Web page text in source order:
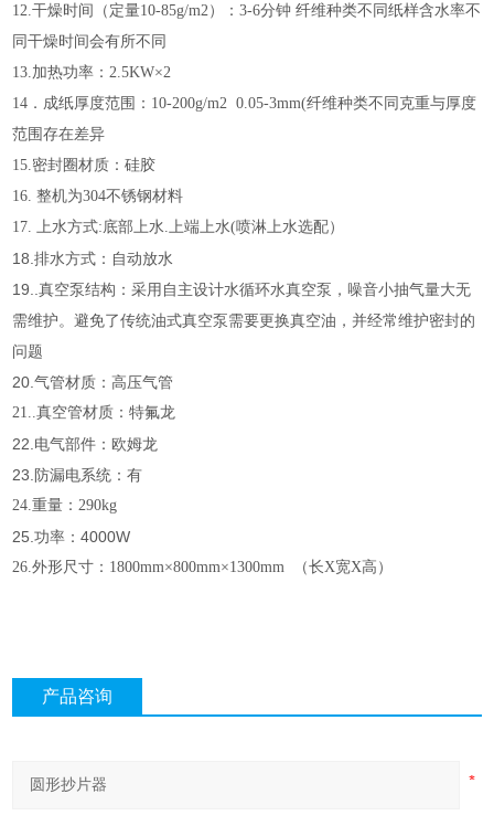
12.干燥时间（定量10-85g/m2）：3-6分钟 纤维种类不同纸样含水率不
同干燥时间会有所不同
13.加热功率：2.5KW×2
14．成纸厚度范围：10-200g/m2 0.05-3mm(纤维种类不同克重与厚度
范围存在差异
15.密封圈材质：硅胶
16. 整机为304不锈钢材料
17. 上水方式:底部上水.上端上水(喷淋上水选配）
18.排水方式：自动放水
19..真空泵结构：采用自主设计水循环水真空泵，噪音小抽气量大无
需维护。避免了传统油式真空泵需要更换真空油，并经常维护密封的
问题
20.气管材质：高压气管
21..真空管材质：特氟龙
22.电气部件：欧姆龙
23.防漏电系统：有
24.重量：290kg
25.功率：4000W
26.外形尺寸：1800mm×800mm×1300mm （长X宽X高）
产品咨询